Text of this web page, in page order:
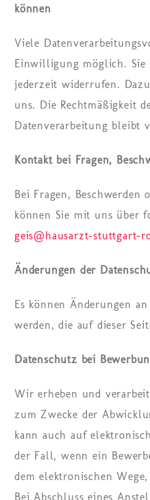
können
Viele
Einwilligung möglich.
jederzeit widerrufen.
uns. Die Rechtmäßigkeit
Datenverarbeitung bleibt
Kon­takt bei Fragen,
Bei Fragen, Beschwerden
können Sie mit uns über
geis@hausarzt-stuttgart-
Änderungen der
Es können Änderungen
werden, die auf dieser
Datenschutz bei
Wir erheben und
zum Zwecke der
kann auch auf
der Fall, wenn ein
dem elektronischen
Bei Abschluss eines